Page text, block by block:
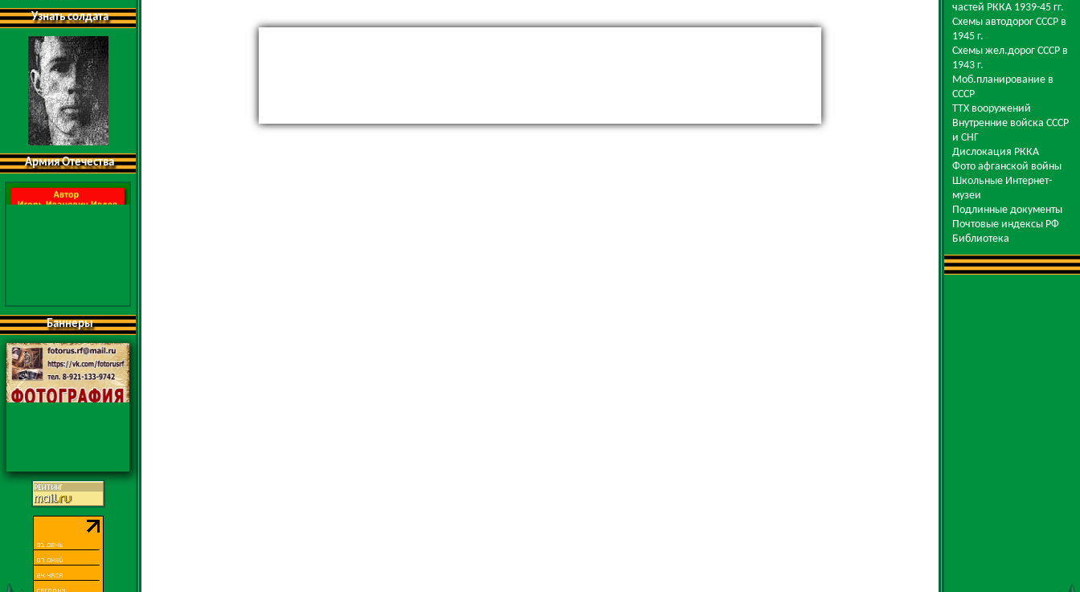
Узнать солдата
Армия Отечества
Баннеры
частей РККА 1939-45 гг.
Схемы автодорог СССР в
1945 г.
Схемы жел.дорог СССР в
1943 г.
Моб.планирование в
СССР
ТТХ вооружений
Внутренние войска СССР
и СНГ
Дислокация РККА
Фото афганской войны
Школьные Интернет-
музеи
Подлинные документы
Почтовые индексы РФ
Библиотека